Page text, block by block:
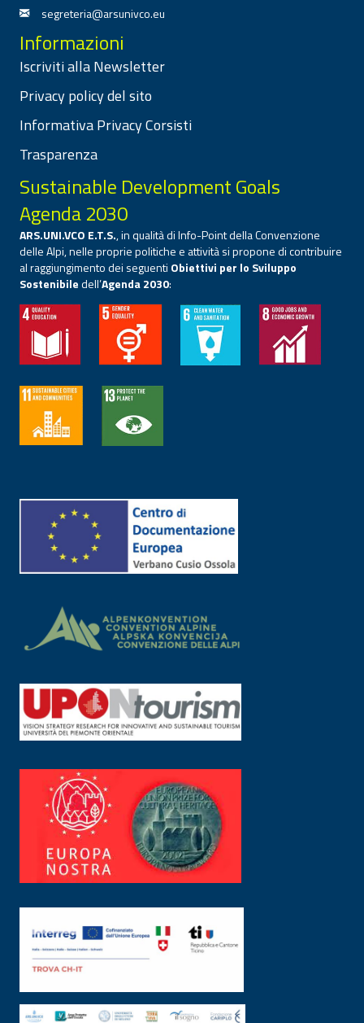
segreteria@arsunivco.eu
Informazioni
Iscriviti alla Newsletter
Privacy policy del sito
Informativa Privacy Corsisti
Trasparenza
Sustainable Development Goals
Agenda 2030
ARS.UNI.VCO E.T.S., in qualità di Info-Point della Convenzione
delle Alpi, nelle proprie politiche e attività si propone di contribuire
al raggiungimento dei seguenti Obiettivi per lo Sviluppo
Sostenibiledell’Agenda 2030: